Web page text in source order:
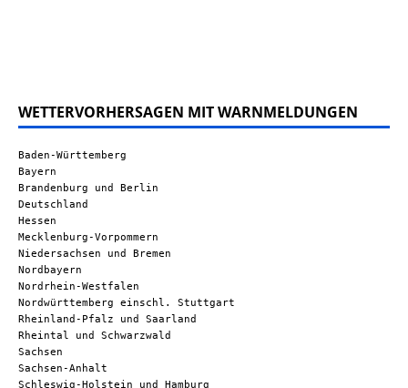
WETTERVORHERSAGEN MIT WARNMELDUNGEN
Baden-Württemberg
Bayern
Brandenburg und Berlin
Deutschland
Hessen
Mecklenburg-Vorpommern
Niedersachsen und Bremen
Nordbayern
Nordrhein-Westfalen
Nordwürttemberg einschl. Stuttgart
Rheinland-Pfalz und Saarland
Rheintal und Schwarzwald
Sachsen
Sachsen-Anhalt
Schleswig-Holstein und Hamburg